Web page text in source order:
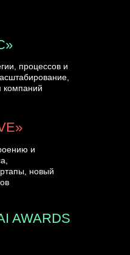
AWARDS
процессов и
компаний
и
новый